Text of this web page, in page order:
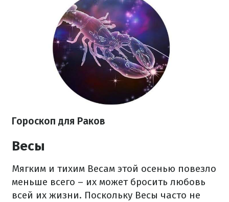
Гороскоп для Раков
Весы
Мягким и тихим Весам этой осенью повезло
меньше всего – их может бросить любовь
всей их жизни. Поскольку Весы часто не